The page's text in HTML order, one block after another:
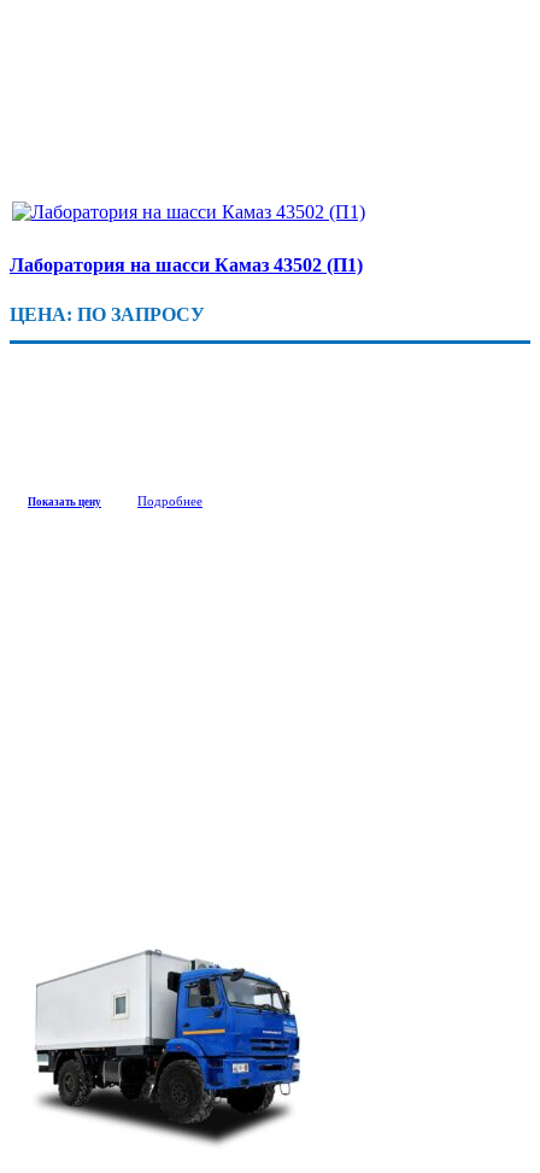
Лаборатория на шасси Камаз 43502 (П1)
ЦЕНА: ПО ЗАПРОСУ
Показать цену Подробнее